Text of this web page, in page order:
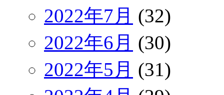
2022年7月 (32)
2022年6月 (30)
2022年5月 (31)